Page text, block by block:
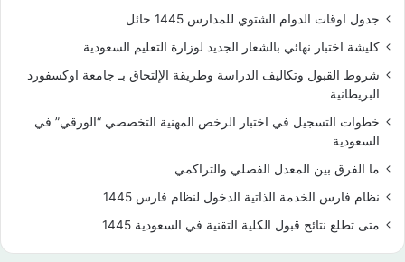
جدول اوقات الدوام الشتوي للمدارس 1445 حائل
كليشة اختبار نهائي بالشعار الجديد لوزارة التعليم السعودية
شروط القبول وتكاليف الدراسة وطريقة الإلتحاق بـ جامعة اوكسفورد
البريطانية
خطوات التسجيل في اختبار الرخص المهنية التخصصي “الورقي” في
السعودية
ما الفرق بين المعدل الفصلي والتراكمي
نظام فارس الخدمة الذاتية الدخول لنظام فارس 1445
متى تطلع نتائج قبول الكلية التقنية في السعودية 1445